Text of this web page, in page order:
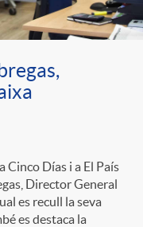
Cinco Días i a El País
Director General
es recull la seva
es destaca la